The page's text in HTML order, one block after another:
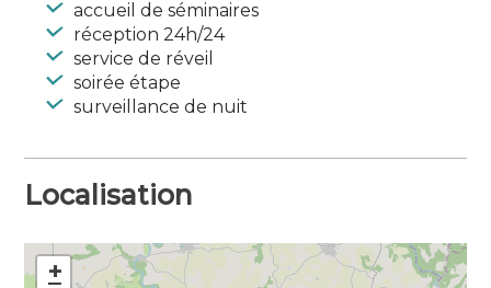
accueil de séminaires
réception 24h/24
service de réveil
soirée étape
surveillance de nuit
Localisation
+